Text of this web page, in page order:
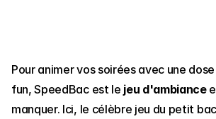
Pour animer vos soirées avec une
fun, SpeedBac est le jeu d'ambiance
manquer. Ici, le célèbre jeu du petit